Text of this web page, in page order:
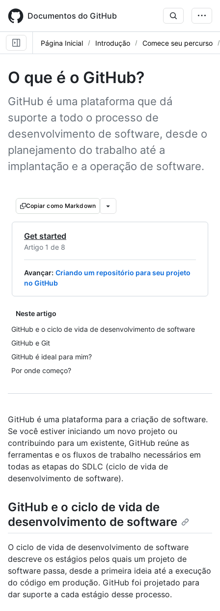
main
content
Documentos do GitHub
Página Inicial Introdução Comece seu percurso
O que é o GitHub?
GitHub é uma plataforma que dá
suporte a todo o processo de
desenvolvimento de software, desde o
planejamento do trabalho até a
implantação e a operação de software.
Copiar como Markdown
Get started
Artigo 1 de 8
Avançar: Criando um repositório para seu projeto
no GitHub
Neste artigo
GitHub e o ciclo de vida de desenvolvimento de software
GitHub e Git
GitHub é ideal para mim?
Por onde começo?
GitHub é uma plataforma para a criação de software.
Se você estiver iniciando um novo projeto ou
contribuindo para um existente, GitHub reúne as
ferramentas e os fluxos de trabalho necessários em
todas as etapas do SDLC (ciclo de vida de
desenvolvimento de software).
GitHub e o ciclo de vida de
desenvolvimento de software
O ciclo de vida de desenvolvimento de software
descreve os estágios pelos quais um projeto de
software passa, desde a primeira ideia até a execução
do código em produção. GitHub foi projetado para
dar suporte a cada estágio desse processo.